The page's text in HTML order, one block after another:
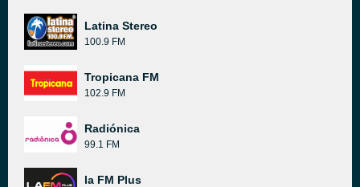
Latina Stereo
100.9 FM
Tropicana FM
102.9 FM
Radiónica
99.1 FM
la FM Plus